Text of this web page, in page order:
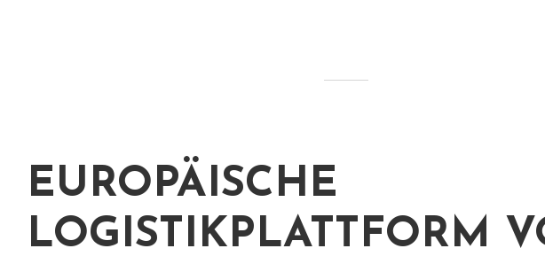
EUROPÄISCHE
LOGISTIKPLATTFORM